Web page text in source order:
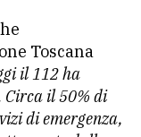
Toscana
il 112 ha
Circa il 50% di
di emergenza,